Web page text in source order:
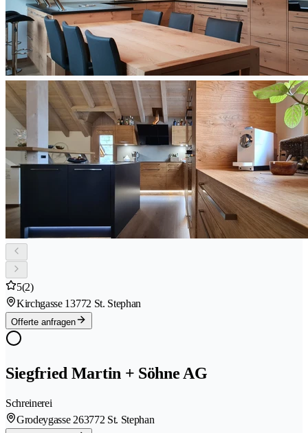
5(2)
Kirchgasse 13772 St. Stephan
Offerte anfragen
Siegfried Martin + Söhne AG
Schreinerei
Grodeygasse 263772 St. Stephan